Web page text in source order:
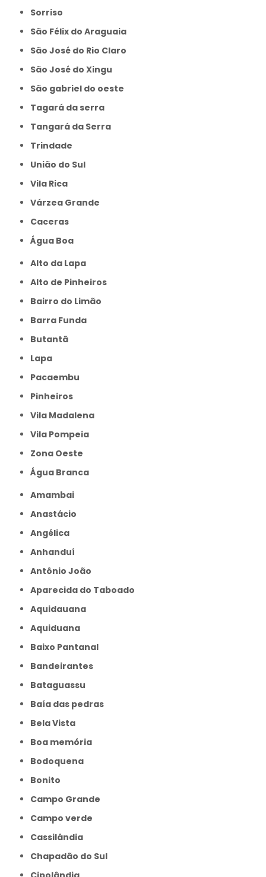
Sorriso
São Félix do Araguaia
São José do Rio Claro
São José do Xingu
São gabriel do oeste
Tagará da serra
Tangará da Serra
Trindade
União do Sul
Vila Rica
Várzea Grande
caceras
Água Boa
Alto da Lapa
Alto de Pinheiros
Bairro do Limão
Barra Funda
Butantã
Lapa
Pacaembu
Pinheiros
Vila Madalena
Vila Pompeia
Zona Oeste
Água Branca
Amambai
Anastácio
Angélica
Anhanduí
Antônio João
Aparecida do Taboado
Aquidauana
Aquiduana
Baixo Pantanal
Bandeirantes
Bataguassu
Baía das pedras
Bela Vista
Boa memória
Bodoquena
Bonito
Campo Grande
Campo verde
Cassilândia
Chapadão do Sul